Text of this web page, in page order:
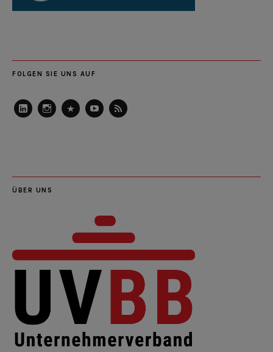
FOLGEN SIE UNS AUF
ÜBER UNS